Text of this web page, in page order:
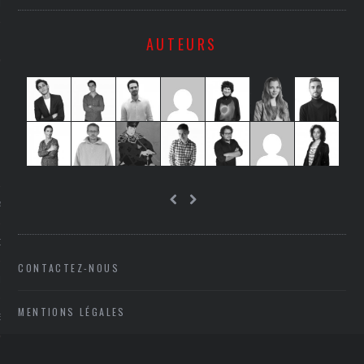
CARAVELLE
PODCAST
AUTEURS
CONTACTEZ-NOUS
MENTIONS LÉGALES